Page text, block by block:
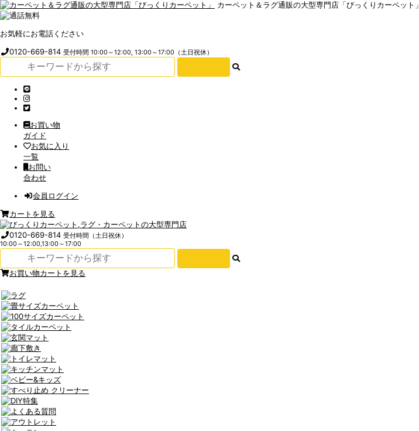
カーペット＆ラグ通販の大型専門店「びっくりカーペット」
お気軽にお電話ください
0120-669-814受付時間 10:00～12:00, 13:00～17:00（土日祝休）
お買い物
ガイド
お気に入り
一覧
お問い
合わせ
会員ログイン
カートを見る
0120-669-814受付時間（土日祝休）
10:00～12:00,13:00～17:00
お買い物カートを見る